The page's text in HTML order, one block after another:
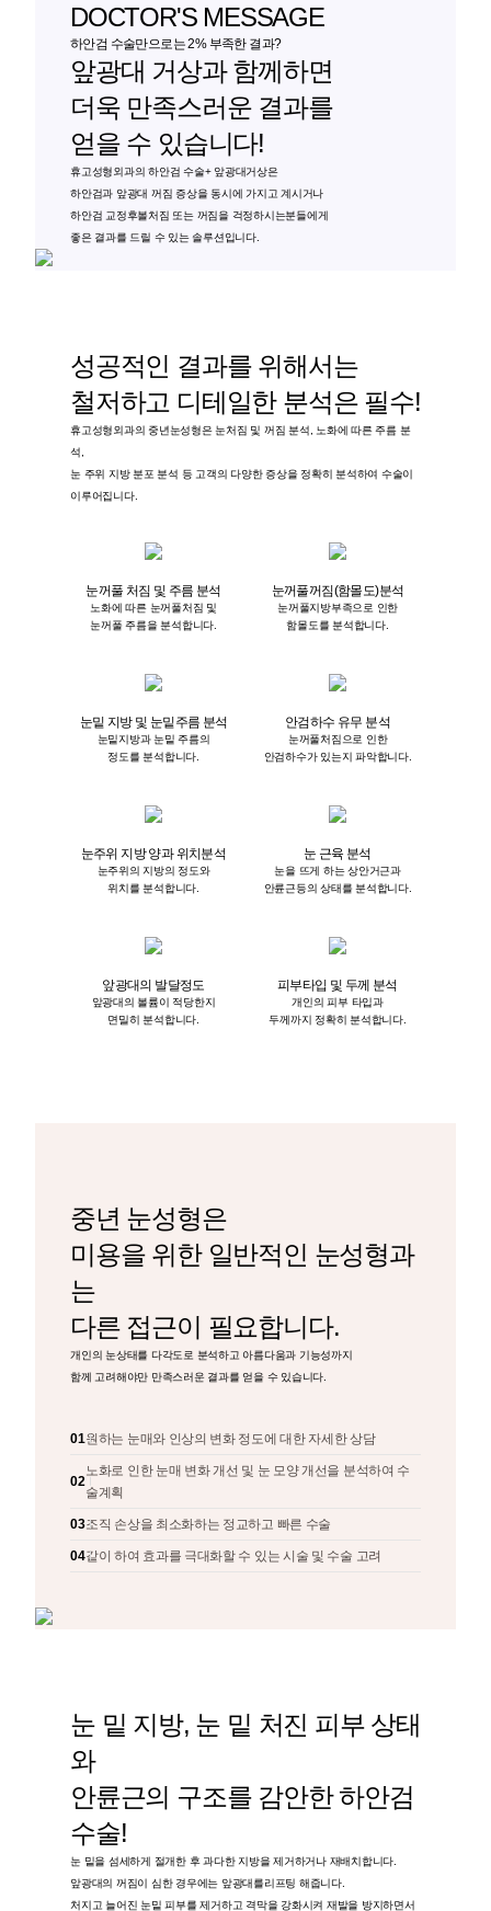
DOCTOR'S MESSAGE
하안검 수술만으로는 2% 부족한 결과?
앞광대 거상과 함께하면
더욱 만족스러운 결과를
얻을 수 있습니다!
휴고성형외과의 하안검 수술+ 앞광대거상은
하안검과 앞광대 꺼짐 증상을 동시에 가지고 계시거나
하안검 교정후볼처짐 또는 꺼짐을 걱정하시는분들에게
좋은 결과를 드릴 수 있는 솔루션입니다.
성공적인 결과를 위해서는
철저하고 디테일한 분석은 필수!
휴고성형외과의 중년눈성형은 눈처짐 및 꺼짐 분석, 노화에 따른 주름 분
석,
눈 주위 지방 분포 분석 등 고객의 다양한 증상을 정확히 분석하여 수술이
이루어집니다.
눈꺼풀 처짐 및 주름 분석
노화에 따른 눈꺼풀처짐 및
눈꺼풀 주름을 분석합니다.
눈꺼풀꺼짐(함몰도)분석
눈꺼풀지방부족으로 인한
함몰도를 분석합니다.
눈밑 지방 및 눈밑주름 분석
눈밑지방과 눈밑 주름의
정도를 분석합니다.
안검하수 유무 분석
눈꺼풀처짐으로 인한
안검하수가 있는지 파악합니다.
눈주위 지방 양과 위치분석
눈주위의 지방의 정도와
위치를 분석합니다.
눈 근육 분석
눈을 뜨게 하는 상안거근과
안륜근등의 상태를 분석합니다.
앞광대의 발달정도
앞광대의 볼륨이 적당한지
면밀히 분석합니다.
피부타입 및 두께 분석
개인의 피부 타입과
두께까지 정확히 분석합니다.
중년 눈성형은
미용을 위한 일반적인 눈성형과
는
다른 접근이 필요합니다.
개인의 눈상태를 다각도로 분석하고 아름다움과 기능성까지
함께 고려해야만 만족스러운 결과를 얻을 수 있습니다.
01원하는 눈매와 인상의 변화 정도에 대한 자세한 상담
02
노화로 인한 눈매 변화 개선 및 눈 모양 개선을 분석하여 수
술계획
03조직 손상을 최소화하는 정교하고 빠른 수술
04같이 하여 효과를 극대화할 수 있는 시술 및 수술 고려
눈 밑 지방, 눈 밑 처진 피부 상태
와
안륜근의 구조를 감안한 하안검
수술!
눈 밑을 섬세하게 절개한 후 과다한 지방을 제거하거나 재배치합니다.
앞광대의 꺼짐이 심한 경우에는 앞광대를리프팅 해줍니다.
처지고 늘어진 눈밑 피부를 제거하고 격막을 강화시켜 재발을 방지하면서